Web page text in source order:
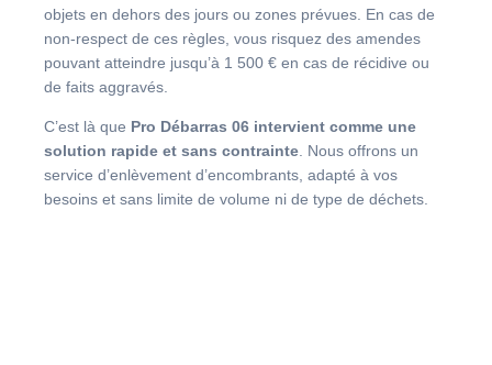
objets en dehors des jours ou zones prévues. En cas de
non-respect de ces règles, vous risquez des amendes
pouvant atteindre jusqu’à 1 500 € en cas de récidive ou
de faits aggravés.
C’est là que Pro Débarras 06 intervient comme une
solution rapide et sans contrainte. Nous offrons un
service d’enlèvement d’encombrants, adapté à vos
besoins et sans limite de volume ni de type de déchets.